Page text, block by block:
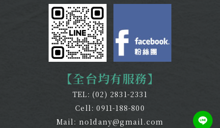
【全台均有服務】
TEL:(02) 2831-2331
Cell:0911-188-800
Mail: no1dany@gmail.com